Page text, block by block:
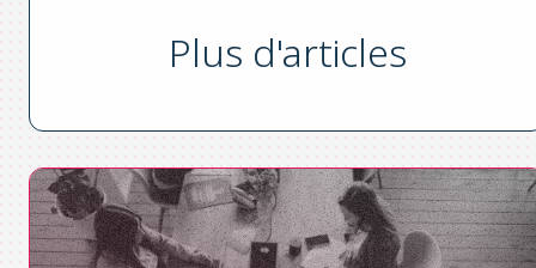
Plus d'articles